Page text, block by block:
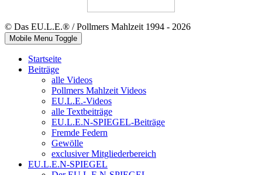
© Das EU.L.E.® / Pollmers Mahlzeit 1994 - 2026
Mobile Menu Toggle
Startseite
Beiträge
alle Videos
Pollmers Mahlzeit Videos
EU.L.E.-Videos
alle Textbeiträge
EU.L.E.N-SPIEGEL-Beiträge
Fremde Federn
Gewölle
exclusiver Mitgliederbereich
EU.L.E.N-SPIEGEL